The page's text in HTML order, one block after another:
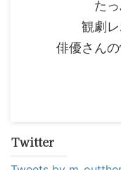
た
観劇
俳優さん
Twitter